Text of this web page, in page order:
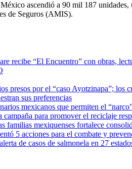
ascendió a 90 mil 187
de Seguros (AMIS).
recibe “El Encuentro” con obras,
presos por el “caso Ayotzinapa”; los
sus preferencias
mexicanos que permiten el
para promover el reciclaje
familias mexiquenses fortalece
5 acciones para el combate y
de casos de salmonela en 27